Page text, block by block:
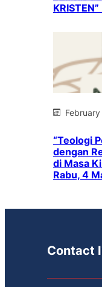
“Teologi
dengan
di Masa
Rabu, 4
Contact